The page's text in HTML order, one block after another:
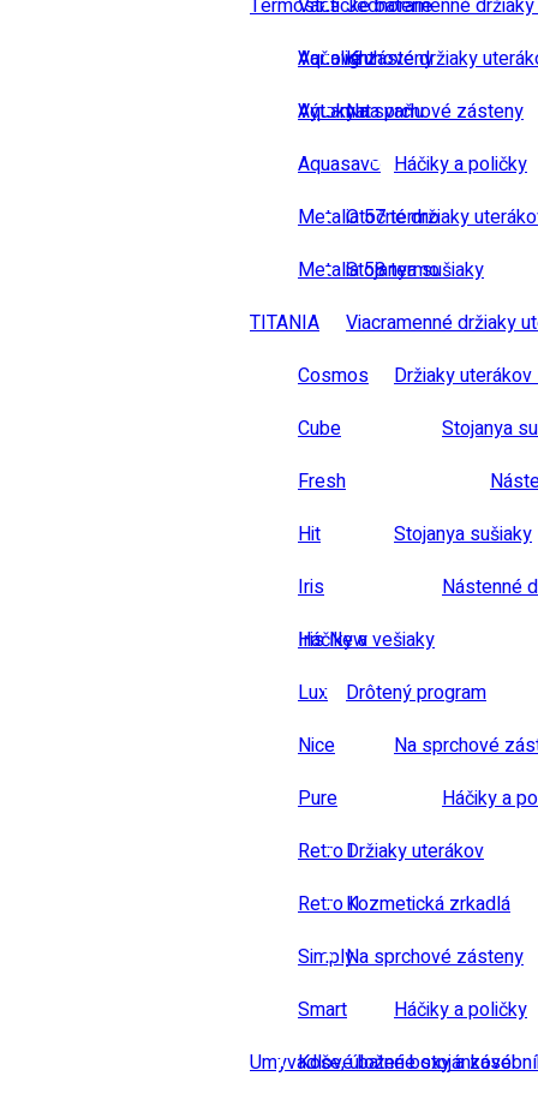
Vane
Vaňové zásteny
Výtoky na vaňu
Termostatické baterie
Aqualight
Aquamat
Aquasave
Metalia 57 termo
Metalia 58 termo
TITANIA
Cosmos
Cube
Fresh
Hit
Iris
Iris New
Lux
Nice
Pure
Retro I
Retro II
Simply
Smart
Umyvadlové baterie stojánkové
Jednoramenné
Kruhové držiaky
Na sprchové zásteny
Háčiky a poličky
Otočné držiaky
Stojanya sušiaky
Viacramenné držiaky
Držiaky
Stojanya
Stojanya sušiaky
Nástenné
Háčiky a vešiaky
Drôtený program
Na sprchové
Háčiky a
Držiaky uterákov
Kozmetická zrkadlá
Na sprchové zásteny
Háčiky a poličky
Koše, úložné boxy a